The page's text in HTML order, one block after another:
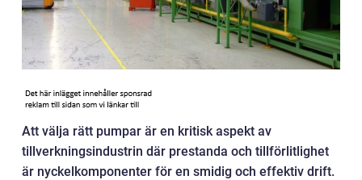
Att välja rätt pumpar är en kritisk aspekt av
tillverkningsindustrin där prestanda och tillförlitlighet
är nyckelkomponenter för en smidig och effektiv drift.